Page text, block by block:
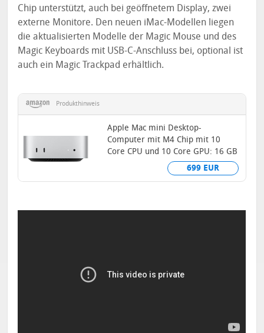
Chip unterstützt, auch bei geöffnetem Display, zwei
externe Monitore. Den neuen iMac-Modellen liegen
die aktualisierten Modelle der Magic Mouse und des
Magic Keyboards mit USB-C-Anschluss bei, optional ist
auch ein Magic Trackpad erhältlich.
Produkthinweis
Apple Mac mini Desktop-
Computer mit M4 Chip mit 10
Core CPU und 10 Core GPU: 16 GB
gemeinsamer Arbeitsspeicher,
699 EUR